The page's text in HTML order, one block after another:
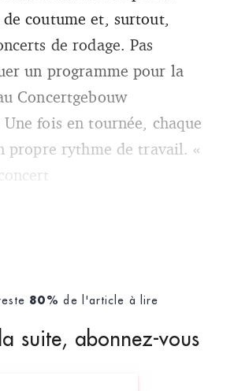
de coutume et, surtout,
de rodage. Pas
un programme pour la
Concertgebouw
fois en tournée, chaque
propre rythme de travail. «
80% de l'article à lire
suite, abonnez-vous